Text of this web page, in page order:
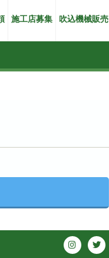
施工店募集 吹込機械販売